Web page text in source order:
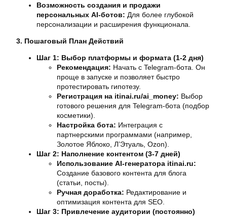
Возможность создания и продажи
персональных AI-ботов: Для более глубокой
персонализации и расширения функционала.
3. Пошаговый План Действий
Шаг 1: Выбор платформы и формата (1-2 дня)
Рекомендация: Начать с Telegram-бота. Он
проще в запуске и позволяет быстро
протестировать гипотезу.
Регистрация на itinai.ru/ai_money: Выбор
готового решения для Telegram-бота (подбор
косметики).
Настройка бота: Интеграция с
партнерскими программами (например,
Золотое Яблоко, Л’Этуаль, Ozon).
Шаг 2: Наполнение контентом (3-7 дней)
Использование AI-генератора itinai.ru:
Создание базового контента для блога
(статьи, посты).
Ручная доработка: Редактирование и
оптимизация контента для SEO.
Шаг 3: Привлечение аудитории (постоянно)